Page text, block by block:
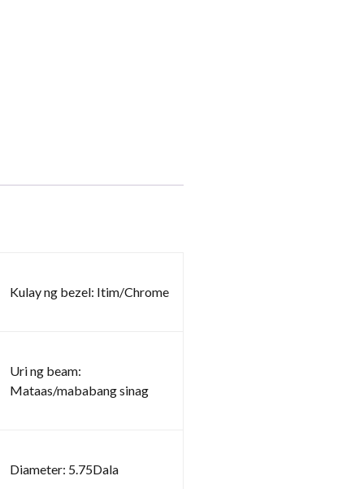
Kulay ng bezel: Itim/Chrome
Uri ng beam:
Mataas/mababang sinag
Diameter: 5.75Dala